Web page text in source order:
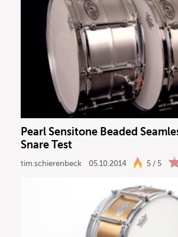
Pearl Sensitone Beaded
Snare Test
tim.schierenbeck 05.10.2014 5 / 5